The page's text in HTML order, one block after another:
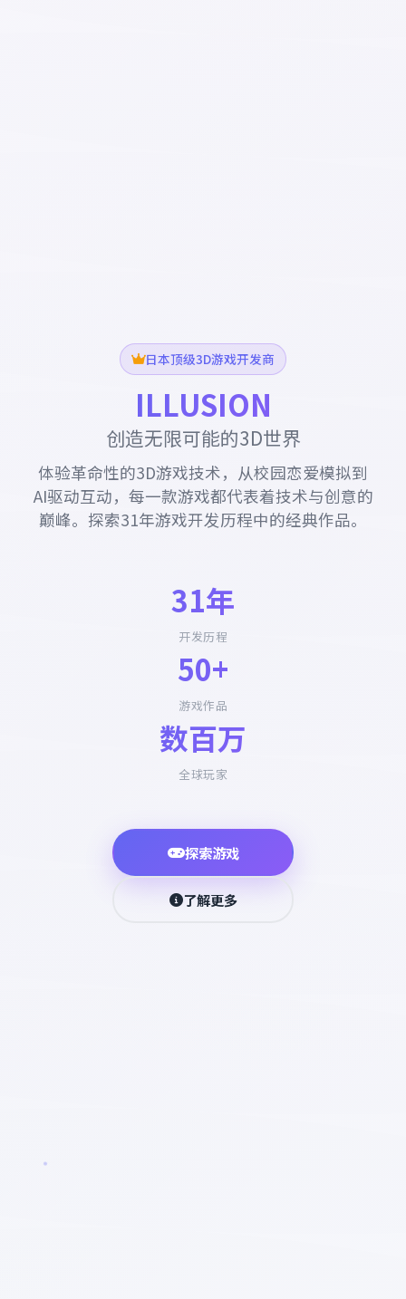
日本顶级3D游戏开发商
ILLUSION
创造无限可能的3D世界
体验革命性的3D游戏技术，从校园恋爱模拟到
AI驱动互动，每一款游戏都代表着技术与创意的
巅峰。探索31年游戏开发历程中的经典作品。
31年
开发历程
50+
游戏作品
数百万
全球玩家
探索游戏
了解更多